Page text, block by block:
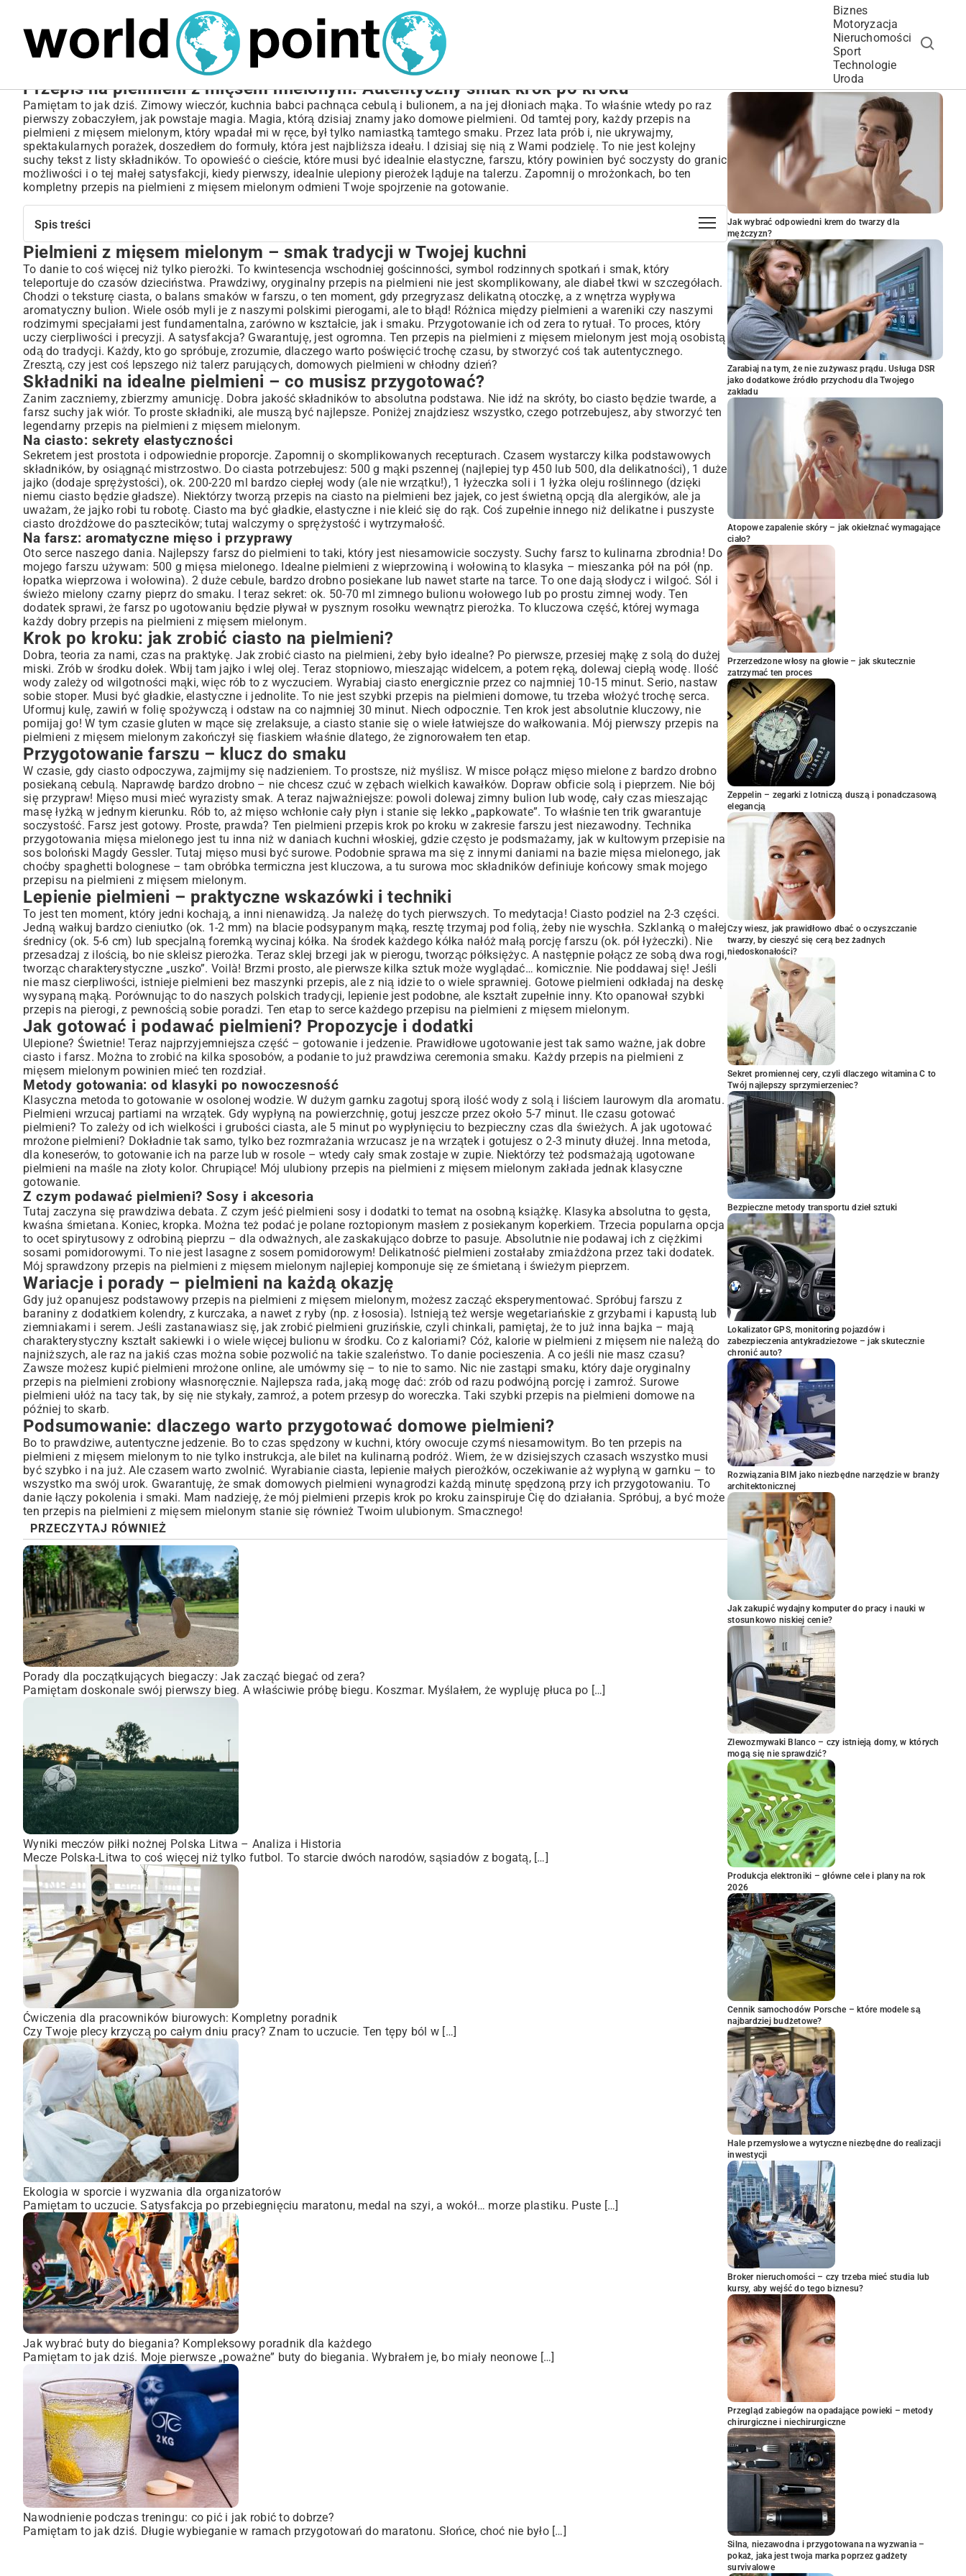
Biznes
Motoryzacja
Nieruchomości
Sport
Technologie
Uroda
Przepis na pielmieni z mięsem mielonym: Autentyczny smak krok po kroku
Pamiętam to jak dziś. Zimowy wieczór, kuchnia babci pachnąca cebulą i bulionem, a na jej dłoniach mąka. To właśnie wtedy po raz
pierwszy zobaczyłem, jak powstaje magia. Magia, którą dzisiaj znamy jako domowe pielmieni. Od tamtej pory, każdy przepis na
pielmieni z mięsem mielonym, który wpadał mi w ręce, był tylko namiastką tamtego smaku. Przez lata prób i, nie ukrywajmy,
spektakularnych porażek, doszedłem do formuły, która jest najbliższa ideału. I dzisiaj się nią z Wami podzielę. To nie jest kolejny
suchy tekst z listy składników. To opowieść o cieście, które musi być idealnie elastyczne, farszu, który powinien być soczysty do granic
możliwości i o tej małej satysfakcji, kiedy pierwszy, idealnie ulepiony pierożek ląduje na talerzu. Zapomnij o mrożonkach, bo ten
kompletny przepis na pielmieni z mięsem mielonym odmieni Twoje spojrzenie na gotowanie.
Spis treści
Pielmieni z mięsem mielonym – smak tradycji w Twojej kuchni
Składniki na idealne pielmieni – co musisz przygotować?
Na ciasto: sekrety elastyczności
Na farsz: aromatyczne mięso i przyprawy
Krok po kroku: jak zrobić ciasto na pielmieni?
Przygotowanie farszu – klucz do smaku
Lepienie pielmieni – praktyczne wskazówki i techniki
Jak gotować i podawać pielmieni? Propozycje i dodatki
Metody gotowania: od klasyki po nowoczesność
Z czym podawać pielmieni? Sosy i akcesoria
Wariacje i porady – pielmieni na każdą okazję
Podsumowanie: dlaczego warto przygotować domowe pielmieni?
Pielmieni z mięsem mielonym – smak tradycji w Twojej kuchni
To danie to coś więcej niż tylko pierożki. To kwintesencja wschodniej gościnności, symbol rodzinnych spotkań i smak, który
teleportuje do czasów dzieciństwa. Prawdziwy, oryginalny przepis na pielmieni nie jest skomplikowany, ale diabeł tkwi w szczegółach.
Chodzi o teksturę ciasta, o balans smaków w farszu, o ten moment, gdy przegryzasz delikatną otoczkę, a z wnętrza wypływa
aromatyczny bulion. Wiele osób myli je z naszymi polskimi pierogami, ale to błąd! Różnica między pielmieni a wareniki czy naszymi
rodzimymi specjałami jest fundamentalna, zarówno w kształcie, jak i smaku. Przygotowanie ich od zera to rytuał. To proces, który
uczy cierpliwości i precyzji. A satysfakcja? Gwarantuję, jest ogromna. Ten przepis na pielmieni z mięsem mielonym jest moją osobistą
odą do tradycji. Każdy, kto go spróbuje, zrozumie, dlaczego warto poświęcić trochę czasu, by stworzyć coś tak autentycznego.
Zresztą, czy jest coś lepszego niż talerz parujących, domowych pielmieni w chłodny dzień?
Składniki na idealne pielmieni – co musisz przygotować?
Zanim zaczniemy, zbierzmy amunicję. Dobra jakość składników to absolutna podstawa. Nie idź na skróty, bo ciasto będzie twarde, a
farsz suchy jak wiór. To proste składniki, ale muszą być najlepsze. Poniżej znajdziesz wszystko, czego potrzebujesz, aby stworzyć ten
legendarny przepis na pielmieni z mięsem mielonym.
Na ciasto: sekrety elastyczności
Sekretem jest prostota i odpowiednie proporcje. Zapomnij o skomplikowanych recepturach. Czasem wystarczy kilka podstawowych
składników, by osiągnąć mistrzostwo. Do ciasta potrzebujesz: 500 g mąki pszennej (najlepiej typ 450 lub 500, dla delikatności), 1 duże
jajko (dodaje sprężystości), ok. 200-220 ml bardzo ciepłej wody (ale nie wrzątku!), 1 łyżeczka soli i 1 łyżka oleju roślinnego (dzięki
niemu ciasto będzie gładsze). Niektórzy tworzą przepis na ciasto na pielmieni bez jajek, co jest świetną opcją dla alergików, ale ja
uważam, że jajko robi tu robotę. Ciasto ma być gładkie, elastyczne i nie kleić się do rąk. Coś zupełnie innego niż delikatne i puszyste
ciasto drożdżowe do pasztecików; tutaj walczymy o sprężystość i wytrzymałość.
Na farsz: aromatyczne mięso i przyprawy
Oto serce naszego dania. Najlepszy farsz do pielmieni to taki, który jest niesamowicie soczysty. Suchy farsz to kulinarna zbrodnia! Do
mojego farszu używam: 500 g mięsa mielonego. Idealne pielmieni z wieprzowiną i wołowiną to klasyka – mieszanka pół na pół (np.
łopatka wieprzowa i wołowina). 2 duże cebule, bardzo drobno posiekane lub nawet starte na tarce. To one dają słodycz i wilgoć. Sól i
świeżo mielony czarny pieprz do smaku. I teraz sekret: ok. 50-70 ml zimnego bulionu wołowego lub po prostu zimnej wody. Ten
dodatek sprawi, że farsz po ugotowaniu będzie pływał w pysznym rosołku wewnątrz pierożka. To kluczowa część, której wymaga
każdy dobry przepis na pielmieni z mięsem mielonym.
Krok po kroku: jak zrobić ciasto na pielmieni?
Dobra, teoria za nami, czas na praktykę. Jak zrobić ciasto na pielmieni, żeby było idealne? Po pierwsze, przesiej mąkę z solą do dużej
miski. Zrób w środku dołek. Wbij tam jajko i wlej olej. Teraz stopniowo, mieszając widelcem, a potem ręką, dolewaj ciepłą wodę. Ilość
wody zależy od wilgotności mąki, więc rób to z wyczuciem. Wyrabiaj ciasto energicznie przez co najmniej 10-15 minut. Serio, nastaw
sobie stoper. Musi być gładkie, elastyczne i jednolite. To nie jest szybki przepis na pielmieni domowe, tu trzeba włożyć trochę serca.
Uformuj kulę, zawiń w folię spożywczą i odstaw na co najmniej 30 minut. Niech odpocznie. Ten krok jest absolutnie kluczowy, nie
pomijaj go! W tym czasie gluten w mące się zrelaksuje, a ciasto stanie się o wiele łatwiejsze do wałkowania. Mój pierwszy przepis na
pielmieni z mięsem mielonym zakończył się fiaskiem właśnie dlatego, że zignorowałem ten etap.
Przygotowanie farszu – klucz do smaku
W czasie, gdy ciasto odpoczywa, zajmijmy się nadzieniem. To prostsze, niż myślisz. W misce połącz mięso mielone z bardzo drobno
posiekaną cebulą. Naprawdę bardzo drobno – nie chcesz czuć w zębach wielkich kawałków. Dopraw obficie solą i pieprzem. Nie bój
się przypraw! Mięso musi mieć wyrazisty smak. A teraz najważniejsze: powoli dolewaj zimny bulion lub wodę, cały czas mieszając
masę łyżką w jednym kierunku. Rób to, aż mięso wchłonie cały płyn i stanie się lekko „papkowate”. To właśnie ten trik gwarantuje
soczystość. Farsz jest gotowy. Proste, prawda? Ten pielmieni przepis krok po kroku w zakresie farszu jest niezawodny. Technika
przygotowania mięsa mielonego jest tu inna niż w daniach kuchni włoskiej, gdzie często je podsmażamy, jak w kultowym przepisie na
sos boloński Magdy Gessler. Tutaj mięso musi być surowe. Podobnie sprawa ma się z innymi daniami na bazie mięsa mielonego, jak
choćby spaghetti bolognese – tam obróbka termiczna jest kluczowa, a tu surowa moc składników definiuje końcowy smak mojego
przepisu na pielmieni z mięsem mielonym.
Lepienie pielmieni – praktyczne wskazówki i techniki
To jest ten moment, który jedni kochają, a inni nienawidzą. Ja należę do tych pierwszych. To medytacja! Ciasto podziel na 2-3 części.
Jedną wałkuj bardzo cieniutko (ok. 1-2 mm) na blacie podsypanym mąką, resztę trzymaj pod folią, żeby nie wyschła. Szklanką o małej
średnicy (ok. 5-6 cm) lub specjalną foremką wycinaj kółka. Na środek każdego kółka nałóż małą porcję farszu (ok. pół łyżeczki). Nie
przesadzaj z ilością, bo nie skleisz pierożka. Teraz sklej brzegi jak w pierogu, tworząc półksiężyc. A następnie połącz ze sobą dwa rogi,
tworząc charakterystyczne „uszko”. Voilà! Brzmi prosto, ale pierwsze kilka sztuk może wyglądać… komicznie. Nie poddawaj się! Jeśli
nie masz cierpliwości, istnieje pielmieni bez maszynki przepis, ale z nią idzie to o wiele sprawniej. Gotowe pielmieni odkładaj na deskę
wysypaną mąką. Porównując to do naszych polskich tradycji, lepienie jest podobne, ale kształt zupełnie inny. Kto opanował szybki
przepis na pierogi, z pewnością sobie poradzi. Ten etap to serce każdego przepisu na pielmieni z mięsem mielonym.
Jak gotować i podawać pielmieni? Propozycje i dodatki
Ulepione? Świetnie! Teraz najprzyjemniejsza część – gotowanie i jedzenie. Prawidłowe ugotowanie jest tak samo ważne, jak dobre
ciasto i farsz. Można to zrobić na kilka sposobów, a podanie to już prawdziwa ceremonia smaku. Każdy przepis na pielmieni z
mięsem mielonym powinien mieć ten rozdział.
Metody gotowania: od klasyki po nowoczesność
Klasyczna metoda to gotowanie w osolonej wodzie. W dużym garnku zagotuj sporą ilość wody z solą i liściem laurowym dla aromatu.
Pielmieni wrzucaj partiami na wrzątek. Gdy wypłyną na powierzchnię, gotuj jeszcze przez około 5-7 minut. Ile czasu gotować
pielmieni? To zależy od ich wielkości i grubości ciasta, ale 5 minut po wypłynięciu to bezpieczny czas dla świeżych. A jak ugotować
mrożone pielmieni? Dokładnie tak samo, tylko bez rozmrażania wrzucasz je na wrzątek i gotujesz o 2-3 minuty dłużej. Inna metoda,
dla koneserów, to gotowanie ich na parze lub w rosole – wtedy cały smak zostaje w zupie. Niektórzy też podsmażają ugotowane
pielmieni na maśle na złoty kolor. Chrupiące! Mój ulubiony przepis na pielmieni z mięsem mielonym zakłada jednak klasyczne
gotowanie.
Z czym podawać pielmieni? Sosy i akcesoria
Tutaj zaczyna się prawdziwa debata. Z czym jeść pielmieni sosy i dodatki to temat na osobną książkę. Klasyka absolutna to gęsta,
kwaśna śmietana. Koniec, kropka. Można też podać je polane roztopionym masłem z posiekanym koperkiem. Trzecia popularna opcja
to ocet spirytusowy z odrobiną pieprzu – dla odważnych, ale zaskakująco dobrze to pasuje. Absolutnie nie podawaj ich z ciężkimi
sosami pomidorowymi. To nie jest lasagne z sosem pomidorowym! Delikatność pielmieni zostałaby zmiażdżona przez taki dodatek.
Mój sprawdzony przepis na pielmieni z mięsem mielonym najlepiej komponuje się ze śmietaną i świeżym pieprzem.
Wariacje i porady – pielmieni na każdą okazję
Gdy już opanujesz podstawowy przepis na pielmieni z mięsem mielonym, możesz zacząć eksperymentować. Spróbuj farszu z
baraniny z dodatkiem kolendry, z kurczaka, a nawet z ryby (np. z łososia). Istnieją też wersje wegetariańskie z grzybami i kapustą lub
ziemniakami i serem. Jeśli zastanawiasz się, jak zrobić pielmieni gruzińskie, czyli chinkali, pamiętaj, że to już inna bajka – mają
charakterystyczny kształt sakiewki i o wiele więcej bulionu w środku. Co z kaloriami? Cóż, kalorie w pielmieni z mięsem nie należą do
najniższych, ale raz na jakiś czas można sobie pozwolić na takie szaleństwo. To danie pocieszenia. A co jeśli nie masz czasu?
Zawsze możesz kupić pielmieni mrożone online, ale umówmy się – to nie to samo. Nic nie zastąpi smaku, który daje oryginalny
przepis na pielmieni zrobiony własnoręcznie. Najlepsza rada, jaką mogę dać: zrób od razu podwójną porcję i zamroź. Surowe
pielmieni ułóż na tacy tak, by się nie stykały, zamroź, a potem przesyp do woreczka. Taki szybki przepis na pielmieni domowe na
później to skarb.
Podsumowanie: dlaczego warto przygotować domowe pielmieni?
Bo to prawdziwe, autentyczne jedzenie. Bo to czas spędzony w kuchni, który owocuje czymś niesamowitym. Bo ten przepis na
pielmieni z mięsem mielonym to nie tylko instrukcja, ale bilet na kulinarną podróż. Wiem, że w dzisiejszych czasach wszystko musi
być szybko i na już. Ale czasem warto zwolnić. Wyrabianie ciasta, lepienie małych pierożków, oczekiwanie aż wypłyną w garnku – to
wszystko ma swój urok. Gwarantuję, że smak domowych pielmieni wynagrodzi każdą minutę spędzoną przy ich przygotowaniu. To
danie łączy pokolenia i smaki. Mam nadzieję, że mój pielmieni przepis krok po kroku zainspiruje Cię do działania. Spróbuj, a być może
ten przepis na pielmieni z mięsem mielonym stanie się również Twoim ulubionym. Smacznego!
PRZECZYTAJ RÓWNIEŻ
Porady dla początkujących biegaczy: Jak zacząć biegać od zera?
Pamiętam doskonale swój pierwszy bieg. A właściwie próbę biegu. Koszmar. Myślałem, że wypluję płuca po […]
Wyniki meczów piłki nożnej Polska Litwa – Analiza i Historia
Mecze Polska-Litwa to coś więcej niż tylko futbol. To starcie dwóch narodów, sąsiadów z bogatą, […]
Ćwiczenia dla pracowników biurowych: Kompletny poradnik
Czy Twoje plecy krzyczą po całym dniu pracy? Znam to uczucie. Ten tępy ból w […]
Ekologia w sporcie i wyzwania dla organizatorów
Pamiętam to uczucie. Satysfakcja po przebiegnięciu maratonu, medal na szyi, a wokół… morze plastiku. Puste […]
Jak wybrać buty do biegania? Kompleksowy poradnik dla każdego
Pamiętam to jak dziś. Moje pierwsze „poważne” buty do biegania. Wybrałem je, bo miały neonowe […]
Nawodnienie podczas treningu: co pić i jak robić to dobrze?
Pamiętam to jak dziś. Długie wybieganie w ramach przygotowań do maratonu. Słońce, choć nie było […]
POPULARNE ARTYKUŁY
Jak wybrać odpowiedni krem do twarzy dla
mężczyzn?
Zarabiaj na tym, że nie zużywasz prądu. Usługa DSR
jako dodatkowe źródło przychodu dla Twojego
zakładu
Atopowe zapalenie skóry – jak okiełznać wymagające
ciało?
Przerzedzone włosy na głowie – jak skutecznie
zatrzymać ten proces
Zeppelin – zegarki z lotniczą duszą i ponadczasową
elegancją
Czy wiesz, jak prawidłowo dbać o oczyszczanie
twarzy, by cieszyć się cerą bez żadnych
niedoskonałości?
Sekret promiennej cery, czyli dlaczego witamina C to
Twój najlepszy sprzymierzeniec?
Bezpieczne metody transportu dzieł sztuki
Lokalizator GPS, monitoring pojazdów i
zabezpieczenia antykradzieżowe – jak skutecznie
chronić auto?
Rozwiązania BIM jako niezbędne narzędzie w branży
architektonicznej
Jak zakupić wydajny komputer do pracy i nauki w
stosunkowo niskiej cenie?
Zlewozmywaki Blanco – czy istnieją domy, w których
mogą się nie sprawdzić?
Produkcja elektroniki – główne cele i plany na rok
2026
Cennik samochodów Porsche – które modele są
najbardziej budżetowe?
Hale przemysłowe a wytyczne niezbędne do realizacji
inwestycji
Broker nieruchomości – czy trzeba mieć studia lub
kursy, aby wejść do tego biznesu?
Przegląd zabiegów na opadające powieki – metody
chirurgiczne i niechirurgiczne
Silna, niezawodna i przygotowana na wyzwania –
pokaż, jaka jest twoja marka poprzez gadżety
survivalowe